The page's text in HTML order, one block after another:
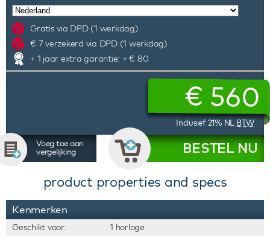
Gratis via DPD (1 werkdag)
€ 7 verzekerd via DPD (1 werkdag)
+ 1 jaar extra garantie: + € 80
€ 560
Inclusief 21% NL BTW
Voeg toe aan
vergelijking
BESTEL NU
product properties and specs
Kenmerken
Geschikt voor:
1 horloge